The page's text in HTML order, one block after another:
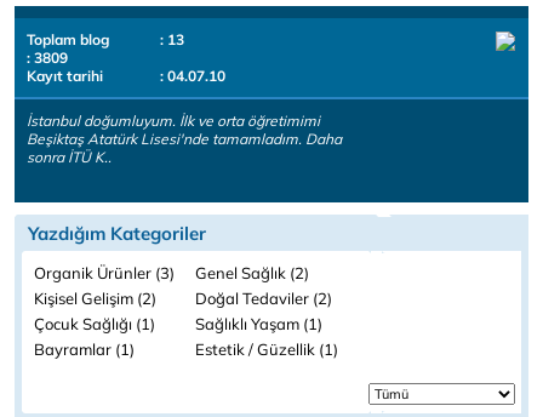
Toplam blog
: 13
: 3809
Kayıt tarihi
: 04.07.10
İstanbul doğumluyum. İlk ve orta öğretimimi
Beşiktaş Atatürk Lisesi'nde tamamladım. Daha
sonra İTÜ K..
Yazdığım Kategoriler
Organik Ürünler (3)
Genel Sağlık (2)
Kişisel Gelişim (2)
Doğal Tedaviler (2)
Çocuk Sağlığı (1)
Sağlıklı Yaşam (1)
Bayramlar (1)
Estetik / Güzellik (1)